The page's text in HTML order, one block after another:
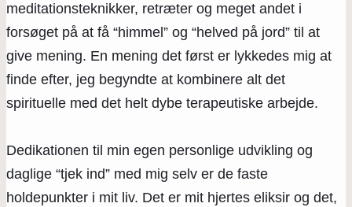
meditationsteknikker, retræter og meget andet i
forsøget på at få “himmel” og “helved på jord” til at
give mening. En mening det først er lykkedes mig at
finde efter, jeg begyndte at kombinere alt det
spirituelle med det helt dybe terapeutiske arbejde.
Dedikationen til min egen personlige udvikling og
daglige “tjek ind” med mig selv er de faste
holdepunkter i mit liv. Det er mit hjertes eliksir og det,